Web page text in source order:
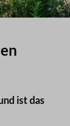
ist das